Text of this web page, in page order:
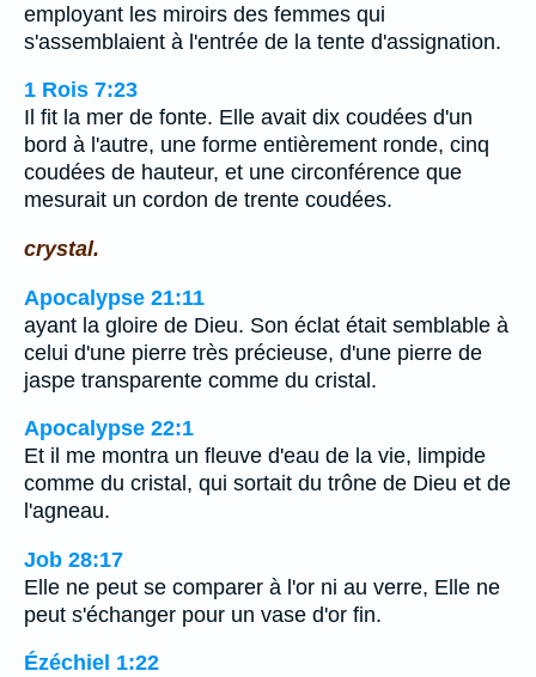
employant les miroirs des femmes qui
s'assemblaient à l'entrée de la tente d'assignation.
1 Rois 7:23
Il fit la mer de fonte. Elle avait dix coudées d'un
bord à l'autre, une forme entièrement ronde, cinq
coudées de hauteur, et une circonférence que
mesurait un cordon de trente coudées.
crystal.
Apocalypse 21:11
ayant la gloire de Dieu. Son éclat était semblable à
celui d'une pierre très précieuse, d'une pierre de
jaspe transparente comme du cristal.
Apocalypse 22:1
Et il me montra un fleuve d'eau de la vie, limpide
comme du cristal, qui sortait du trône de Dieu et de
l'agneau.
Job 28:17
Elle ne peut se comparer à l'or ni au verre, Elle ne
peut s'échanger pour un vase d'or fin.
Ézéchiel 1:22